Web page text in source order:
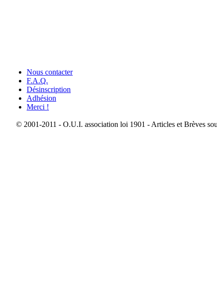
Nous contacter
F.A.Q.
Désinscription
Adhésion
Merci !
© 2001-2011 - O.U.I. association loi 1901 - Articles et Brèves